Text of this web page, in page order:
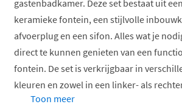
gastenbadkamer. Deze set bestaat uit
keramieke fontein, een stijlvolle
afvoerplug en een sifon. Alles wat je
direct te kunnen genieten van een
fontein. De set is verkrijgbaar in
kleuren en zowel in een linker- als
met of zonder kraangat.
Toon meer